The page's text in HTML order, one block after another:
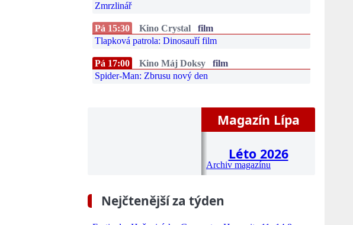
Zmrzlinář
Pá 15:30 Kino Crystal
film
Tlapková patrola: Dinosauří film
Pá 17:00 Kino Máj Doksy
film
Spider-Man: Zbrusu nový den
Magazín Lípa
Léto 2026
Archiv magazínu
Nejčtenější za týden